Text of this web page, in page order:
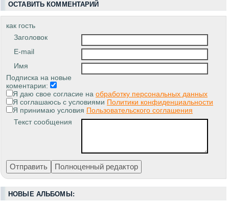
ОСТАВИТЬ КОММЕНТАРИЙ
как гость
Заголовок
E-mail
Имя
Подписка на новые
коментарии:
Я даю свое согласие на обработку персональных данных
Я соглашаюсь с условиями Политики конфиденциальности
Я принимаю условия Пользовательского соглашения
Текст сообщения
НОВЫЕ АЛЬБОМЫ: